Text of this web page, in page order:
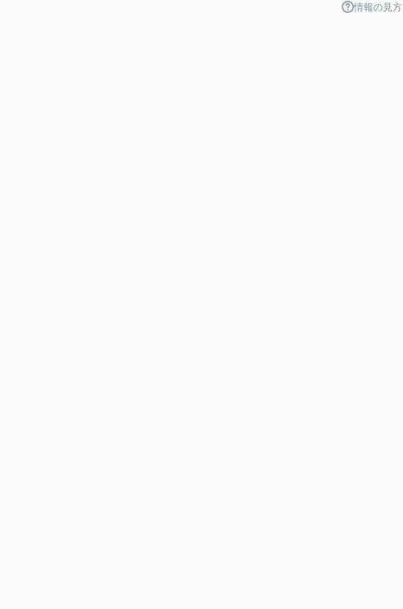
情報の見方